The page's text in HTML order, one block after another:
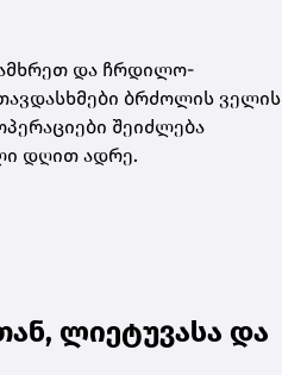
და ჩრდილო-
ბრძოლის ველის
შეიძლება
დღით ადრე.
ლიეტუვასა და